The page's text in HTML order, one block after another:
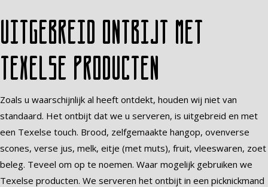
Uitgebreid ontbijt met
Texelse producten
Zoals u waarschijnlijk al heeft ontdekt, houden wij niet van
standaard. Het ontbijt dat we u serveren, is uitgebreid en met
een Texelse touch. Brood, zelfgemaakte hangop, ovenverse
scones, verse jus, melk, eitje (met muts), fruit, vleeswaren, zoet
beleg. Teveel om op te noemen. Waar mogelijk gebruiken we
Texelse producten. We serveren het ontbijt in een picknickmand